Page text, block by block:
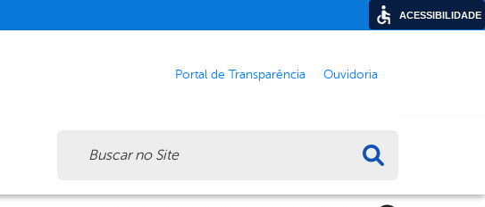
Portal de Transparência Ouvidoria
ACESSIBILIDADE